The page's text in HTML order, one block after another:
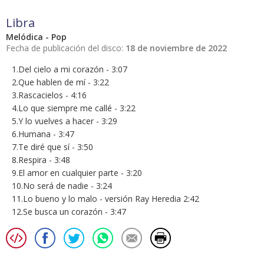
Libra
Melódica - Pop
Fecha de publicación del disco: 18 de noviembre de 2022
1.Del cielo a mi corazón - 3:07
2.Que hablen de mí - 3:22
3.Rascacielos - 4:16
4.Lo que siempre me callé - 3:22
5.Y lo vuelves a hacer - 3:29
6.Humana - 3:47
7.Te diré que sí - 3:50
8.Respira - 3:48
9.El amor en cualquier parte - 3:20
10.No será de nadie - 3:24
11.Lo bueno y lo malo - versión Ray Heredia 2:42
12.Se busca un corazón - 3:47